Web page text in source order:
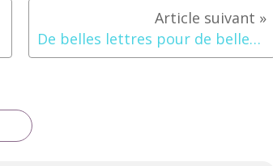
De belles lettres pour de belles serviettes